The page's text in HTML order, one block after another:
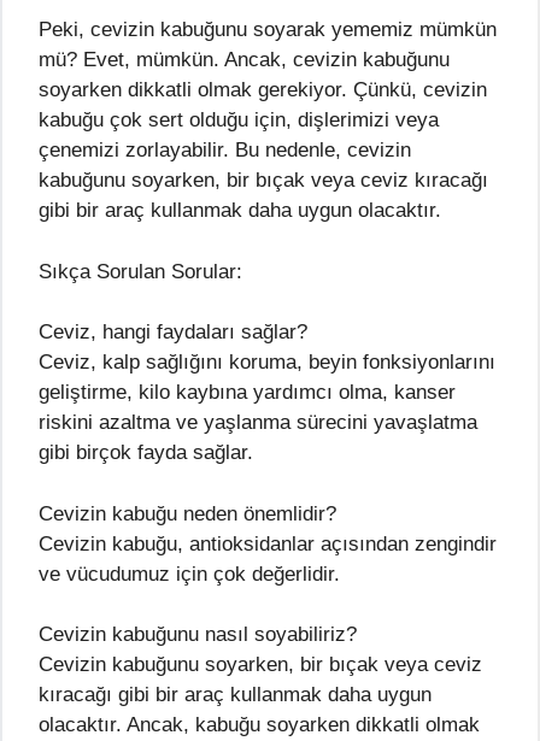
Peki, cevizin kabuğunu soyarak yememiz mümkün
mü? Evet, mümkün. Ancak, cevizin kabuğunu
soyarken dikkatli olmak gerekiyor. Çünkü, cevizin
kabuğu çok sert olduğu için, dişlerimizi veya
çenemizi zorlayabilir. Bu nedenle, cevizin
kabuğunu soyarken, bir bıçak veya ceviz kıracağı
gibi bir araç kullanmak daha uygun olacaktır.
Sıkça Sorulan Sorular:
Ceviz, hangi faydaları sağlar?
Ceviz, kalp sağlığını koruma, beyin fonksiyonlarını
geliştirme, kilo kaybına yardımcı olma, kanser
riskini azaltma ve yaşlanma sürecini yavaşlatma
gibi birçok fayda sağlar.
Cevizin kabuğu neden önemlidir?
Cevizin kabuğu, antioksidanlar açısından zengindir
ve vücudumuz için çok değerlidir.
Cevizin kabuğunu nasıl soyabiliriz?
Cevizin kabuğunu soyarken, bir bıçak veya ceviz
kıracağı gibi bir araç kullanmak daha uygun
olacaktır. Ancak, kabuğu soyarken dikkatli olmak